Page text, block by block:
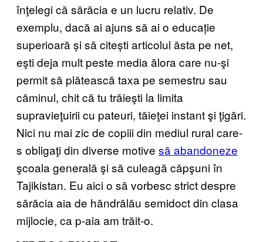
înţelegi că sărăcia e un lucru relativ. De
exemplu, dacă ai ajuns să ai o educație
superioară și să citești articolul ăsta pe net,
eşti deja mult peste media ălora care nu-şi
permit să plătească taxa pe semestru sau
căminul, chit că tu trăieşti la limita
supravieţuirii cu pateuri, tăieţei instant şi ţigări.
Nici nu mai zic de copiii din mediul rural care-
s obligaţi din diverse motive să abandoneze
şcoala generală şi să culeagă căpşuni în
Tajikistan. Eu aici o să vorbesc strict despre
sărăcia aia de hăndrălău semidoct din clasa
mijlocie, ca p-aia am trăit-o.